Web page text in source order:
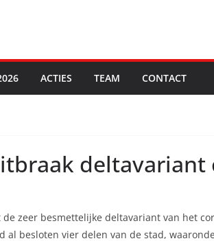
ACTIES TEAM CONTACT
deltavariant
zeer besmettelijke deltavariant van het
besloten vier delen van de stad,